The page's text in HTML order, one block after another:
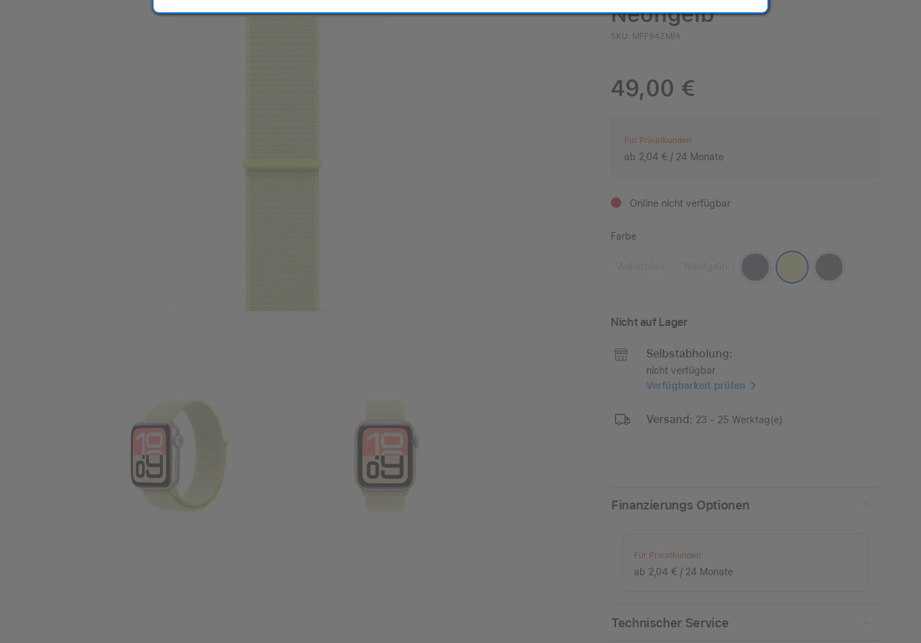
Neongelb
SKU: MFF94ZM/A
49,00 €
Für Privatkunden
ab 2,04 € / 24 Monate
Online nicht verfügbar
Farbe
Nicht auf Lager
Selbstabholung:
nicht verfügbar
Verfügbarkeit prüfen
Versand: 23 - 25 Werktag(e)
Finanzierungs Optionen
Für Privatkunden
ab 2,04 € / 24 Monate
Technischer Service